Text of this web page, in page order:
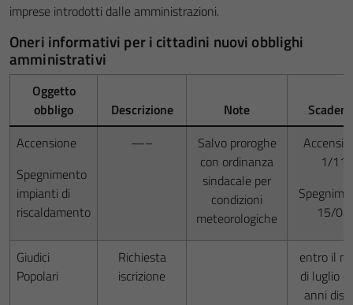
imprese introdotti dalle amministrazioni.
Oneri informativi per i cittadini nuovi obblighi
amministrativi
Oggetto
obbligo
Descrizione Note
Accensione
Spegnimento
impianti di
riscaldamento
—–
Salvo proroghe
con ordinanza
sindacale per
condizioni
meteorologiche
1/11
15/04
Giudici
Popolari
Richiesta
iscrizione
entro il
di luglio
anni